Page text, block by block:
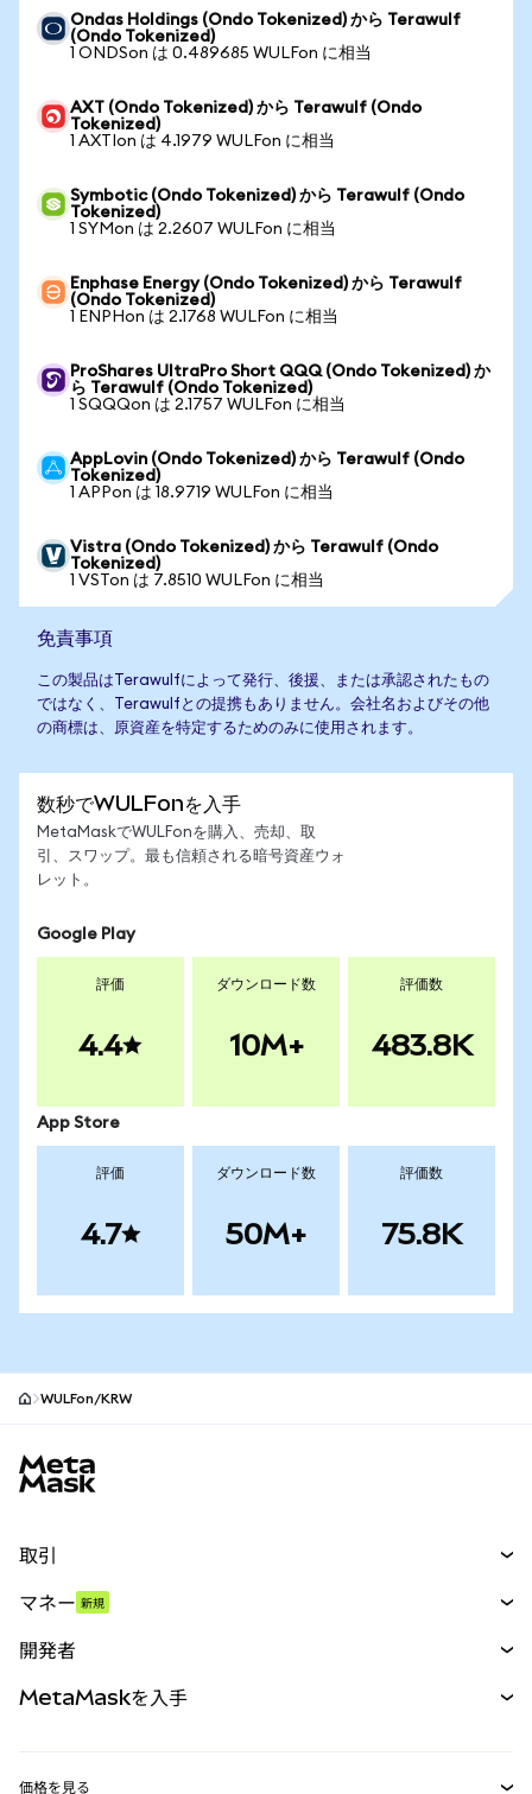
Ondas Holdings (Ondo Tokenized) から Terawulf
(Ondo Tokenized)
1 ONDSon は 0.489685 WULFon に相当
AXT (Ondo Tokenized) から Terawulf (Ondo
Tokenized)
1 AXTIon は 4.1979 WULFon に相当
Symbotic (Ondo Tokenized) から Terawulf (Ondo
Tokenized)
1 SYMon は 2.2607 WULFon に相当
Enphase Energy (Ondo Tokenized) から Terawulf
(Ondo Tokenized)
1 ENPHon は 2.1768 WULFon に相当
ProShares UltraPro Short QQQ (Ondo Tokenized) か
ら Terawulf (Ondo Tokenized)
1 SQQQon は 2.1757 WULFon に相当
AppLovin (Ondo Tokenized) から Terawulf (Ondo
Tokenized)
1 APPon は 18.9719 WULFon に相当
Vistra (Ondo Tokenized) から Terawulf (Ondo
Tokenized)
1 VSTon は 7.8510 WULFon に相当
免責事項
この製品はTerawulfによって発行、後援、または承認されたもの
ではなく、Terawulfとの提携もありません。会社名およびその他
の商標は、原資産を特定するためのみに使用されます。
数秒でWULFonを入手
MetaMaskでWULFonを購入、売却、取
引、スワップ。最も信頼される暗号資産ウォ
レット。
Google Play
評価
4.4
ダウンロード数
10M+
評価数
483.8K
App Store
評価
4.7
ダウンロード数
50M+
評価数
75.8K
WULFon/KRW
取引
パーペチュアル
RWA
マネー 新規
開発者
MetaMaskを入手
価格を見る